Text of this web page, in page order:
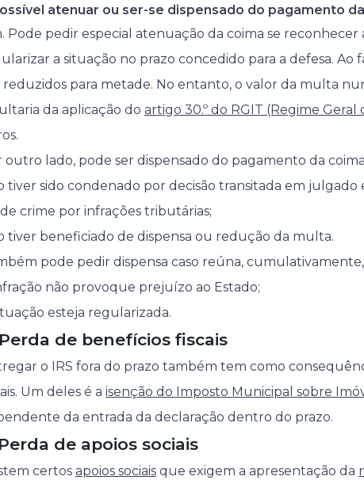
atenuar ou ser-se dispensado do pagamento
Pode pedir especial atenuação da coima se reconhecer
a situação no prazo concedido para a defesa. Ao
reduzidos para metade. No entanto, o valor da multa
da aplicação do artigo 30.º do RGIT (Regime
outro lado, pode ser dispensado do pagamento da
tiver sido condenado por decisão transitada em
crime por infrações tributárias;
tiver beneficiado de dispensa ou redução da multa.
pode pedir dispensa caso reúna,
não provoque prejuízo ao Estado;
esteja regularizada.
de benefícios fiscais
o IRS fora do prazo também tem como
Um deles é a isenção do Imposto Municipal sobre
da entrada da declaração dentro do prazo.
de apoios sociais
certos apoios sociais que exigem a apresentação da